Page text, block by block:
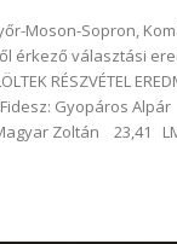
Moson-Sopron,
érkező választási
RÉSZVÉTEL
Gyopáros
Zoltán 23,41